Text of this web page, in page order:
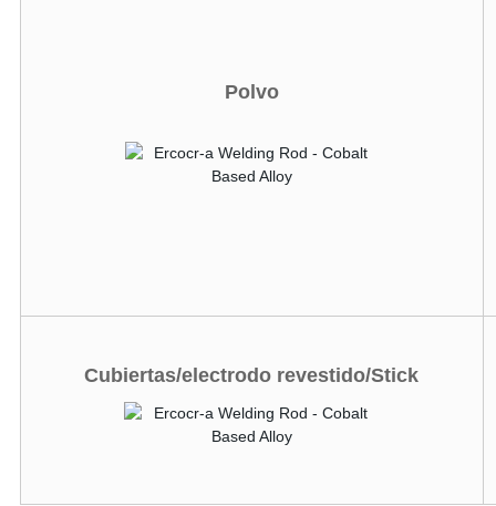
Polvo
Cubiertas/electrodo revestido/Stick